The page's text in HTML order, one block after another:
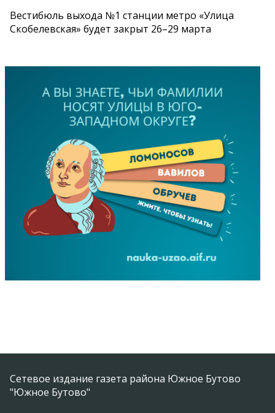
Вестибюль выхода №1 станции метро «Улица
Скобелевская» будет закрыт 26–29 марта
Сетевое издание газета района Южное Бутово
"Южное Бутово"